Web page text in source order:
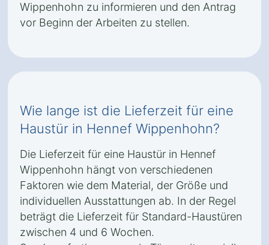
Wippenhohn zu informieren und den Antrag
vor Beginn der Arbeiten zu stellen.
Wie lange ist die Lieferzeit für eine
Haustür in Hennef Wippenhohn?
Die Lieferzeit für eine Haustür in Hennef
Wippenhohn hängt von verschiedenen
Faktoren wie dem Material, der Größe und
individuellen Ausstattungen ab. In der Regel
beträgt die Lieferzeit für Standard-Haustüren
zwischen 4 und 6 Wochen.